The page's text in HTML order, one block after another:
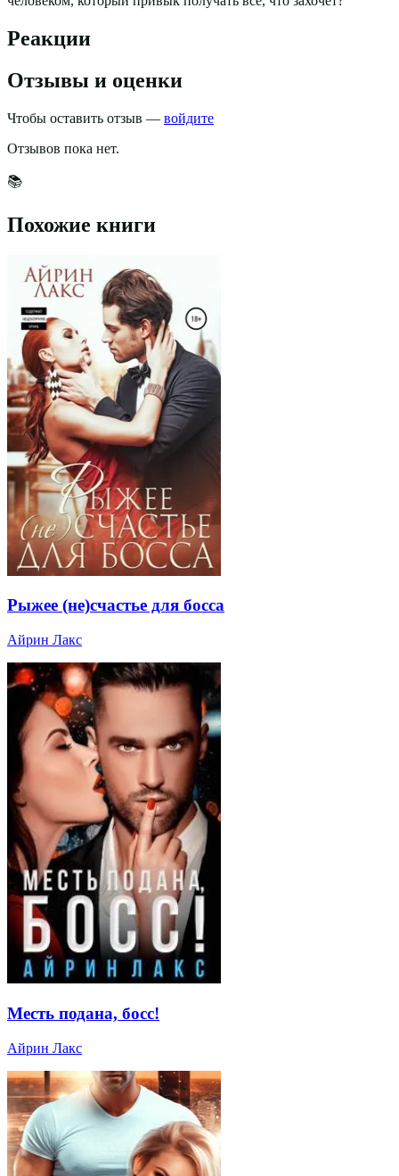
Реакции
Отзывы и оценки
Чтобы оставить отзыв — войдите
Отзывов пока нет.
📚
Похожие книги
Рыжее (не)счастье для босса
Айрин Лакс
Месть подана, босс!
Айрин Лакс